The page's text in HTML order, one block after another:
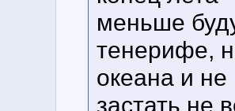
меньше
тенерифе,
океана и не
застать не